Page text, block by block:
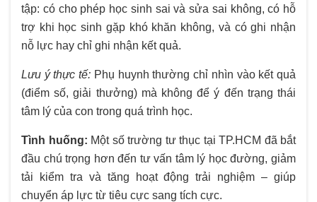
tập: có cho phép học sinh sai và sửa sai không, có hỗ
trợ khi học sinh gặp khó khăn không, và có ghi nhận
nỗ lực hay chỉ ghi nhận kết quả.
Lưu ý thực tế: Phụ huynh thường chỉ nhìn vào kết quả
(điểm số, giải thưởng) mà không để ý đến trạng thái
tâm lý của con trong quá trình học.
Tình huống: Một số trường tư thục tại TP.HCM đã bắt
đầu chú trọng hơn đến tư vấn tâm lý học đường, giảm
tải kiểm tra và tăng hoạt động trải nghiệm – giúp
chuyển áp lực từ tiêu cực sang tích cực.